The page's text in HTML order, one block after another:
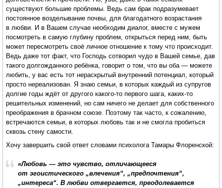
существуют большие проблемы. Ведь сам брак подразумевает
постоянное возделывание почвы, для благодатного возрастания
в любви. И в Вашем случае необходим диалог, вместе с мужем
посмотреть в самую глубину проблем, открыться перед ним, быть
может пересмотреть своё личное отношение к тому что происходит.
Ведь даже тот факт, что Господь сотворил чудо в Вашей семье, дав
такого долгожданного ребёнка, говорит о том, что вы оба — можете
любить, у вас есть тот нераскрытый внутренний потенциал, который
просто нереализован. Я знаю семьи, в которых каждый из супругов
долгие годы ждёт от другого какого-то первого шага, каких-то
решительных изменений, но сам ничего не делает для собственного
преображения в брачном союзе. Поэтому так часто, к сожалению,
встречаются семьи, в которых любовь так и не смогла пробиться
сквозь стену самости.
Хочу завершить свой ответ словами психолога Тамары Флоренской:
«Любовь — это чувство, отличающееся
от эгоистического „влечения“, „предпочтения“,
„интереса“. В любви отвергается, преодолевается